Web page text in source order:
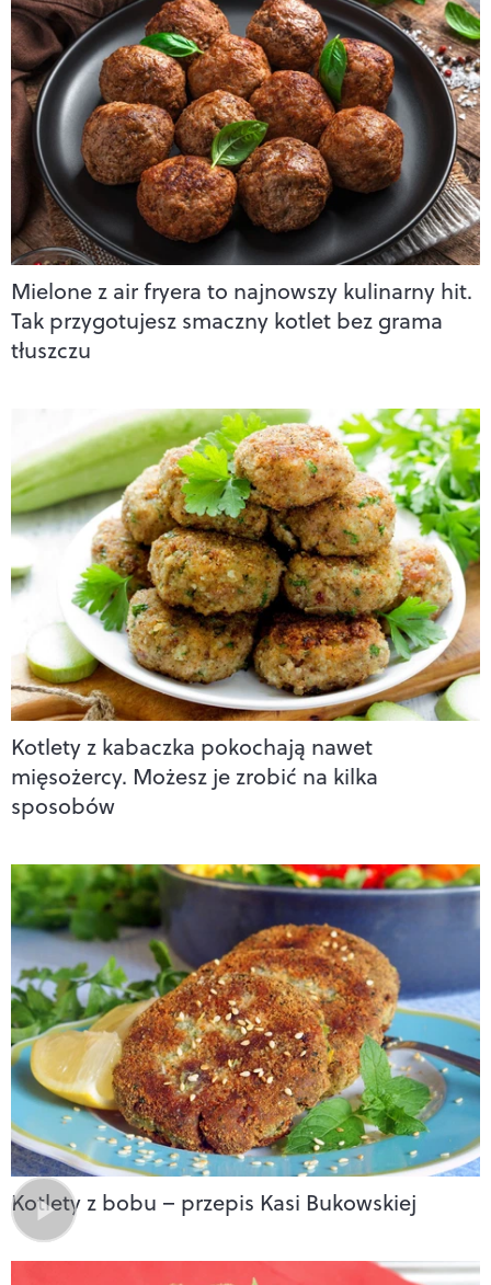
Mielone z air fryera to najnowszy kulinarny hit.
Tak przygotujesz smaczny kotlet bez grama
tłuszczu
Kotlety z kabaczka pokochają nawet
mięsożercy. Możesz je zrobić na kilka
sposobów
Kotlety z bobu – przepis Kasi Bukowskiej